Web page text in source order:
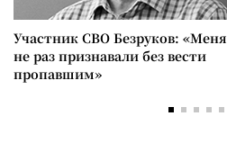
Участник СВО Безруков: «Меня
не раз признавали без вести
пропавшим»